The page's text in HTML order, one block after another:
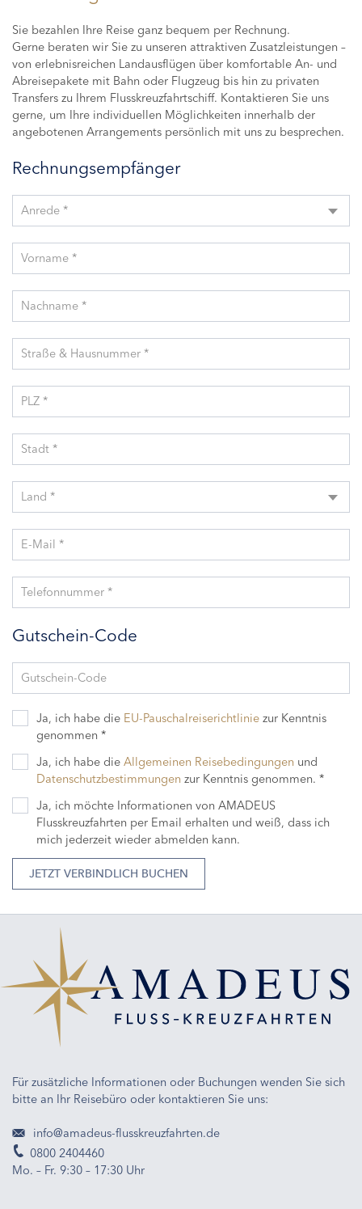
Sie bezahlen Ihre Reise ganz bequem per Rechnung.
Gerne beraten wir Sie zu unseren attraktiven Zusatzleistungen –
von erlebnisreichen Landausflügen über komfortable An- und
Abreisepakete mit Bahn oder Flugzeug bis hin zu privaten
Transfers zu Ihrem Flusskreuzfahrtschiff. Kontaktieren Sie uns
gerne, um Ihre individuellen Möglichkeiten innerhalb der
angebotenen Arrangements persönlich mit uns zu besprechen.
Rechnungsempfänger
Anrede *
Vorname *
Nachname *
Straße & Hausnummer *
PLZ *
Stadt *
Land *
E-Mail *
Telefonnummer *
Gutschein-Code
Gutschein-Code
Ja, ich habe die EU-Pauschalreiserichtlinie zur Kenntnis
genommen *
Ja, ich habe die Allgemeinen Reisebedingungen und
Datenschutzbestimmungen zur Kenntnis genommen. *
Ja, ich möchte Informationen von AMADEUS
Flusskreuzfahrten per Email erhalten und weiß, dass ich
mich jederzeit wieder abmelden kann.
JETZT VERBINDLICH BUCHEN
Für zusätzliche Informationen oder Buchungen wenden Sie sich
bitte an Ihr Reisebüro oder kontaktieren Sie uns:
info@amadeus-flusskreuzfahrten.de
0800 2404460
Mo. – Fr. 9:30 – 17:30 Uhr